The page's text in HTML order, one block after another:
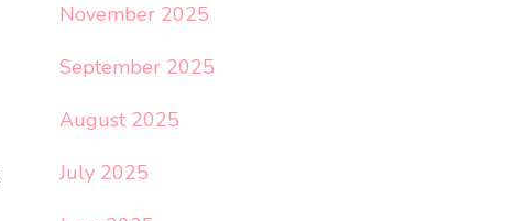
November 2025
September 2025
August 2025
July 2025